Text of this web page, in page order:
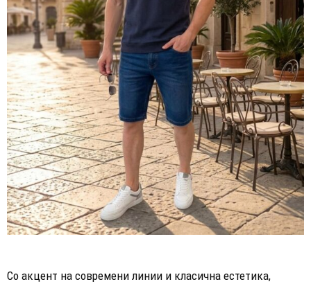
Со акцент на современи линии и класична естетика,